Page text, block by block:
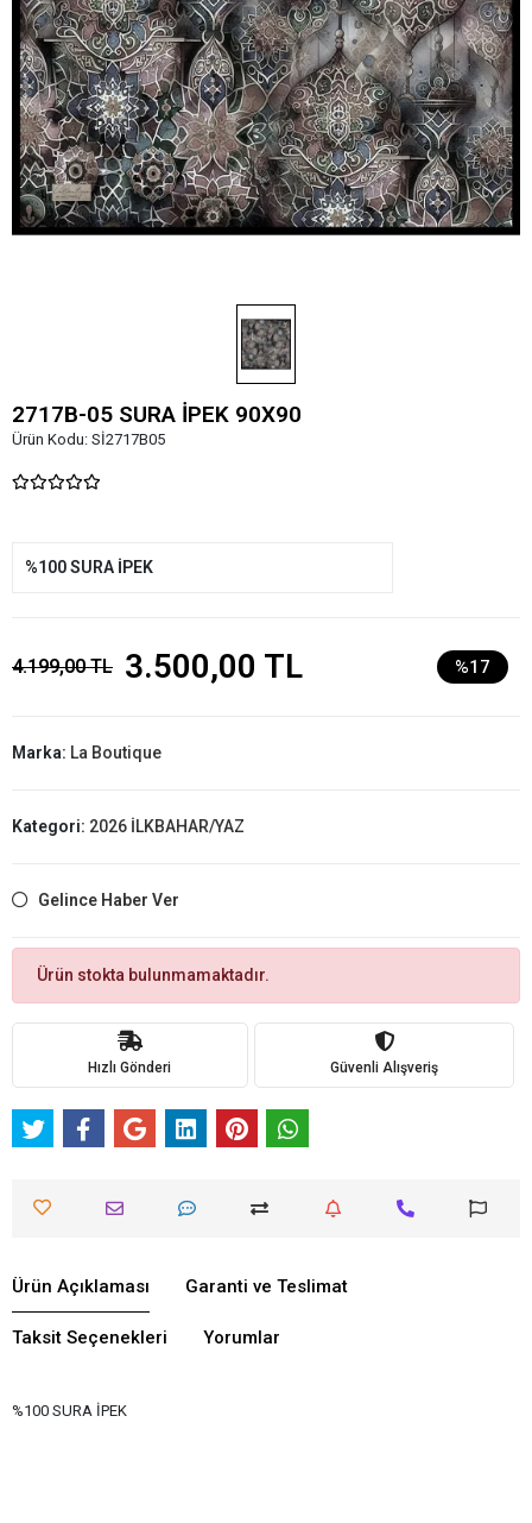
2717B-05 SURA İPEK 90X90
Ürün Kodu: Sİ2717B05
%100 SURA İPEK
4.199,00 TL 3.500,00 TL %17
Marka: La Boutique
Kategori: 2026 İLKBAHAR/YAZ
Gelince Haber Ver
Ürün stokta bulunmamaktadır.
Hızlı Gönderi Güvenli Alışveriş
Ürün Açıklaması Garanti ve Teslimat
Taksit Seçenekleri Yorumlar
%100 SURA İPEK